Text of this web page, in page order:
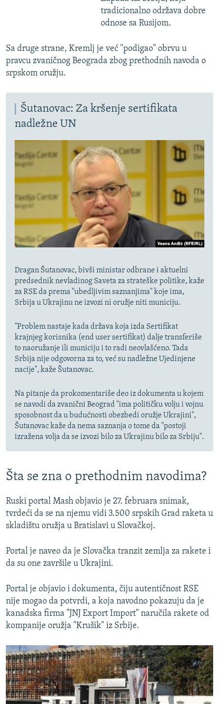
tradicionalno održava dobre
odnose sa Rusijom.
Sa druge strane, Kremlj je već "podigao" obrvu u
pravcu zvaničnog Beograda zbog prethodnih navoda o
srpskom oružju.
Šutanovac: Za kršenje sertifikata
nadležne UN
Dragan Šutanovac, bivši ministar odbrane i aktuelni
predsednik nevladinog Saveta za strateške politike, kaže
za RSE da prema "ubedljivim saznanjima" koje ima,
Srbija u Ukrajinu ne izvozi ni oružje niti municiju.
"Problem nastaje kada država koja izda Sertifikat
krajnjeg korisnika (end user sertifikat) dalje transferiše
to naoružanje ili municiju i to radi neovlašćeno. Tada
Srbija nije odgovorna za to, već su nadležne Ujedinjene
nacije", kaže Šutanovac.
Na pitanje da prokomentariše deo iz dokumenta u kojem
se navodi da zvanični Beograd "ima političku volju i vojnu
sposobnost da u budućnosti obezbedi oružje Ukrajini",
Šutanovac kaže da nema saznanja o tome da "postoji
izražena volja da se izvozi bilo za Ukrajinu bilo za Srbiju".
Šta se zna o prethodnim navodima?
Ruski portal Mash objavio je 27. februara snimak,
tvrdeći da se na njemu vidi 3.500 srpskih Grad raketa u
skladištu oružja u Bratislavi u Slovačkoj.
Portal je naveo da je Slovačka tranzit zemlja za rakete i
da su one završile u Ukrajini.
Portal je objavio i dokumenta, čiju autentičnost RSE
nije mogao da potvrdi, a koja navodno pokazuju da je
kanadska firma "JNJ Export Import" naručila rakete od
kompanije oružja "Krušik" iz Srbije.